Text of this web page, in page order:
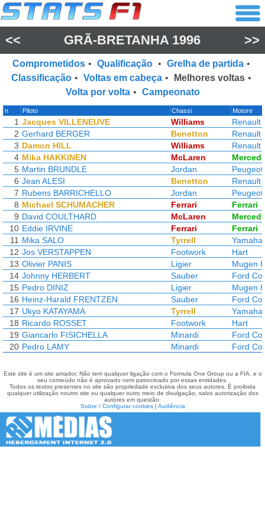
<< GRÃ-BRETANHA 1996 >>
Comprometidos • Qualificação • Grelha de partida •
Classificação • Voltas em cabeça • Melhores voltas •
Volta por volta • Campeonato
n Piloto Chassi Motore
1 Jacques VILLENEUVE Williams
Renault
2 Gerhard BERGER Benetton
Renault
3 Damon HILL Williams
Renault
4 Mika HAKKINEN McLaren
5 Martin BRUNDLE Jordan
Peugeot
6 Jean ALESI Benetton
Renault
7 Rubens BARRICHELLO Jordan
Peugeot
8 Michael SCHUMACHER Ferrari
Ferrari
9 David COULTHARD McLaren
10 Eddie IRVINE Ferrari
Ferrari
11 Mika SALO Tyrrell
Yamaha
12 Jos VERSTAPPEN Footwork
Hart
13 Olivier PANIS Ligier
Mugen
14 Johnny HERBERT Sauber
Ford
15 Pedro DINIZ Ligier
Mugen
16 Heinz-Harald FRENTZEN Sauber
Ford
17 Ukyo KATAYAMA Tyrrell
Yamaha
18 Ricardo ROSSET Footwork
Hart
19 Giancarlo FISICHELLA Minardi
Ford
20 Pedro LAMY Minardi Ford
Este site é um site amador. Não tem qualquer ligação com o Formula One Group ou a FIA, e o
seu conteúdo não é aprovado nem patrocinado por essas entidades.
Todos os textos presentes no site são propriedade exclusiva dos seus autores. É proibida
qualquer utilização noutro site ou qualquer outro meio de divulgação, salvo autorização dos
autores em questão.
Sobre / Configurar cookies| Audiência